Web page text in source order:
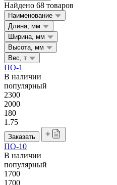
Найдено 68 товаров
Наименование
Длина, мм
Ширина, мм
Высота, мм
Вес, т
ПО-1
В наличии
популярный
2300
2000
180
1.75
Заказать
ПО-10
В наличии
популярный
1700
1700